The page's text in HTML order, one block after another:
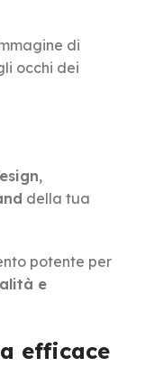
di
occhi dei
,
della tua
potente per
e
efficace